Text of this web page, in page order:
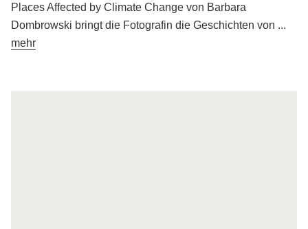
Places Affected by Climate Change von Barbara
Dombrowski bringt die Fotografin die Geschichten von ...
mehr